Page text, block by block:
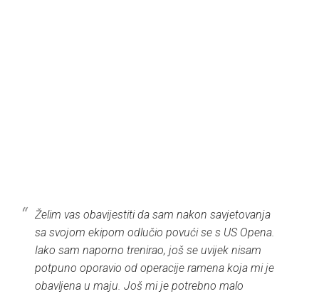
Želim vas obavijestiti da sam nakon savjetovanja
sa svojom ekipom odlučio povući se s US Opena.
Iako sam naporno trenirao, još se uvijek nisam
potpuno oporavio od operacije ramena koja mi je
obavljena u maju. Još mi je potrebno malo